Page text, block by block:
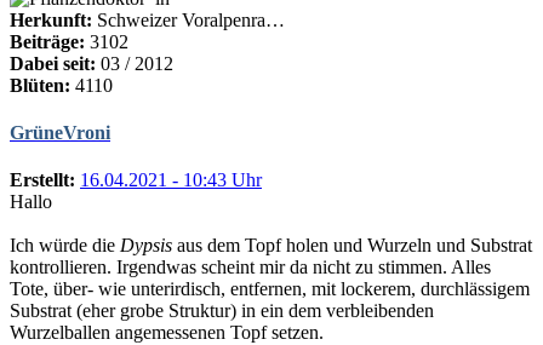
Herkunft: Schweizer Voralpenra…
Beiträge: 3102
Dabei seit: 03 / 2012
Blüten: 4110
GrüneVroni
Erstellt: 16.04.2021 - 10:43 Uhr
Hallo
Ich würde die Dypsis aus dem Topf holen und Wurzeln und Substrat
kontrollieren. Irgendwas scheint mir da nicht zu stimmen. Alles
Tote, über- wie unterirdisch, entfernen, mit lockerem, durchlässigem
Substrat (eher grobe Struktur) in ein dem verbleibenden
Wurzelballen angemessenen Topf setzen.